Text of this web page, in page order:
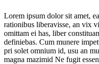
Lorem ipsum dolor sit amet,
rationibus liberavisse, an vix
omittam ei has, liber
definiebas. Cum munere
pri solet omnium id, usu an
magna mazimid Ne fugit